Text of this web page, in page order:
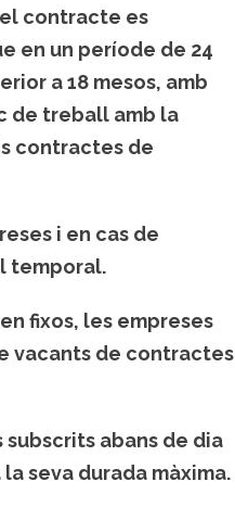
el contracte es
en un període de 24
a 18 mesos, amb
de treball amb la
contractes de
i en cas de
temporal.
fixos, les empreses
vacants de contractes
abans de dia
seva durada màxima.